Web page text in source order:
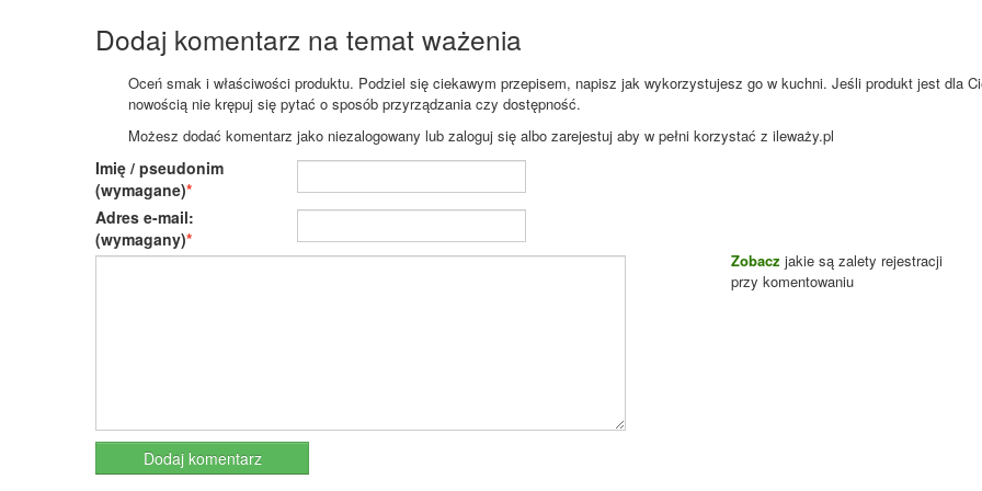
Dodaj komentarz na temat ważenia
Oceń smak i właściwości produktu. Podziel się ciekawym przepisem, napisz jak wykorzystujesz go w kuchni. Jeśli produkt jest dla
nowością nie krępuj się pytać o sposób przyrządzania czy dostępność.
Możesz dodać komentarz jako niezalogowany lub zaloguj się albo zarejestuj aby w pełni korzystać z ileważy.pl
Imię / pseudonim
(wymagane)
Adres e-mail:
(wymagany)
Zobacz jakie są zalety rejestracji
przy komentowaniu